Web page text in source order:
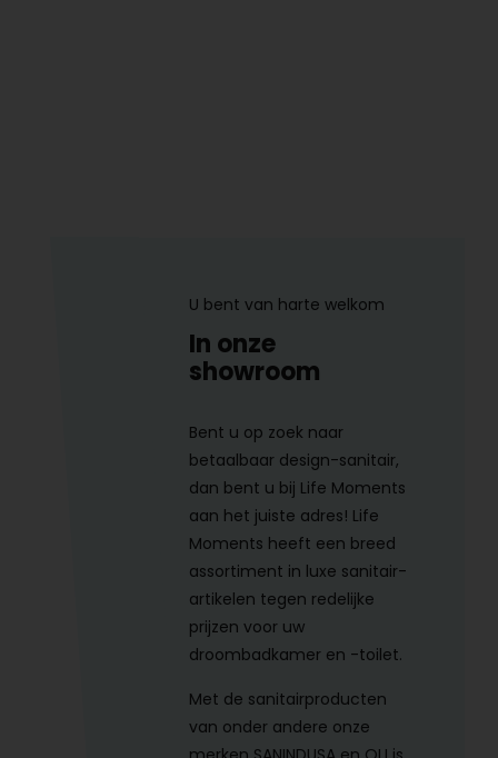
U bent van harte welkom
In onze
showroom
Bent u op zoek naar
betaalbaar design-sanitair,
dan bent u bij Life Moments
aan het juiste adres! Life
Moments heeft een breed
assortiment in luxe sanitair-
artikelen tegen redelijke
prijzen voor uw
droombadkamer en -toilet.
Met de sanitairproducten
van onder andere onze